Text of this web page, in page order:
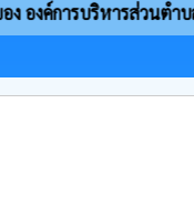
งค์การบริหารส่วนตำบลส